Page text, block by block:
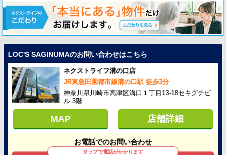
LOC'S SAGINUMAのお問い合わせはこちら
ネクストライフ溝の口店
JR東急田園都市線溝の口駅 徒歩3分
神奈川県川崎市高津区溝口１丁目13-18セキグチビ
ル 3階
MAP 店舗詳細
お電話でのお問い合わせ
タップで電話がかかります